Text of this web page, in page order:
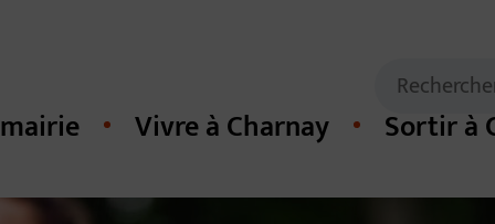
Recherche
Mots clés de
Vivre à Charnay Sortir à